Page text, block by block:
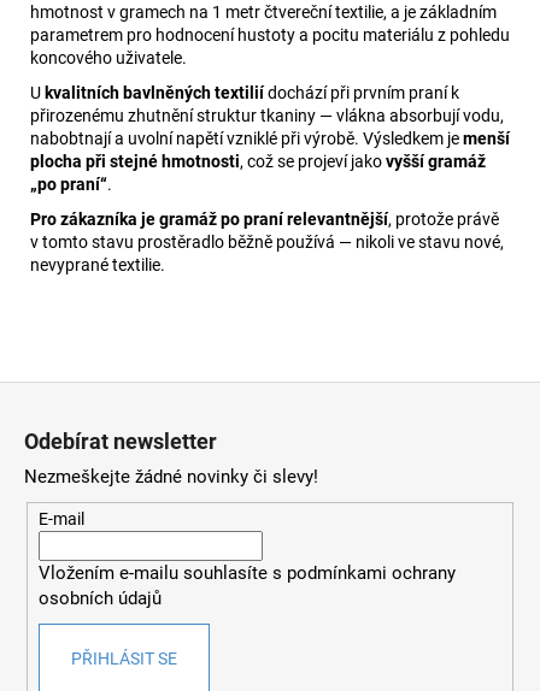
hmotnost v gramech na 1 metr čtvereční textilie, a je základním
parametrem pro hodnocení hustoty a pocitu materiálu z pohledu
koncového uživatele.
Ukvalitních bavlněných textiliídochází při prvním praní k
přirozenému zhutnění struktur tkaniny — vlákna absorbují vodu,
nabobtnají a uvolní napětí vzniklé při výrobě. Výsledkem jemenší
plocha při stejné hmotnosti, což se projeví jakovyšší gramáž
„po praní“.
Pro zákazníka je gramáž po praní relevantnější, protože právě
v tomto stavu prostěradlo běžně používá — nikoli ve stavu nové,
nevyprané textilie.
Odebírat newsletter
Nezmeškejte žádné novinky či slevy!
E-mail
Vložením e-mailu souhlasíte s podmínkami ochrany
osobních údajů
PŘIHLÁSIT SE